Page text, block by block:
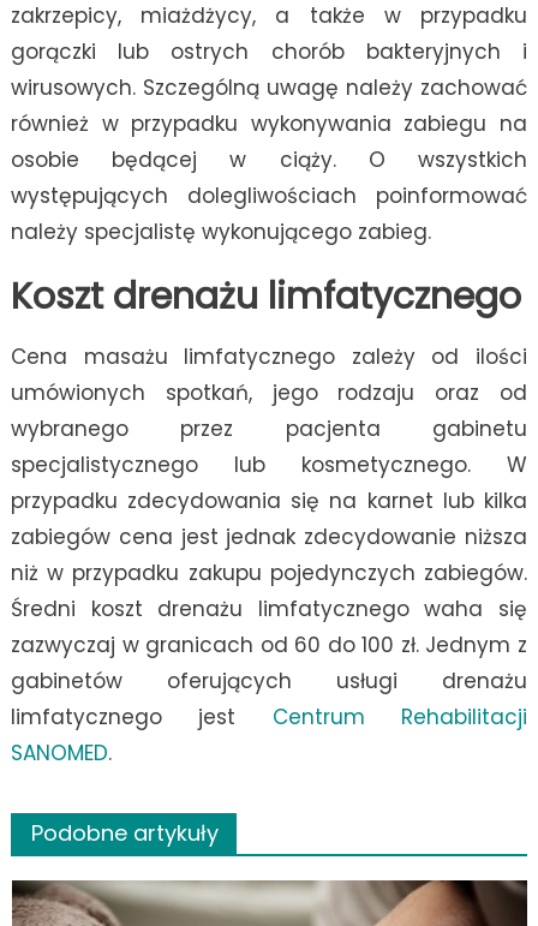
zakrzepicy, miażdżycy, a także w przypadku
gorączki lub ostrych chorób bakteryjnych i
wirusowych. Szczególną uwagę należy zachować
również w przypadku wykonywania zabiegu na
osobie będącej w ciąży. O wszystkich
występujących dolegliwościach poinformować
należy specjalistę wykonującego zabieg.
Koszt drenażu limfatycznego
Cena masażu limfatycznego zależy od ilości
umówionych spotkań, jego rodzaju oraz od
wybranego przez pacjenta gabinetu
specjalistycznego lub kosmetycznego. W
przypadku zdecydowania się na karnet lub kilka
zabiegów cena jest jednak zdecydowanie niższa
niż w przypadku zakupu pojedynczych zabiegów.
Średni koszt drenażu limfatycznego waha się
zazwyczaj w granicach od 60 do 100 zł. Jednym z
gabinetów oferujących usługi drenażu
limfatycznego jest Centrum Rehabilitacji
SANOMED.
Podobne artykuły